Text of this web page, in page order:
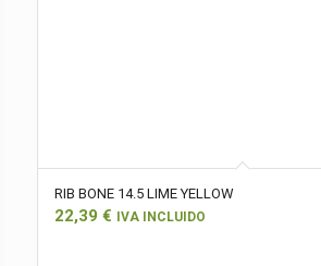
RIB BONE 14.5 LIME YELLOW
22,39 € IVA INCLUIDO